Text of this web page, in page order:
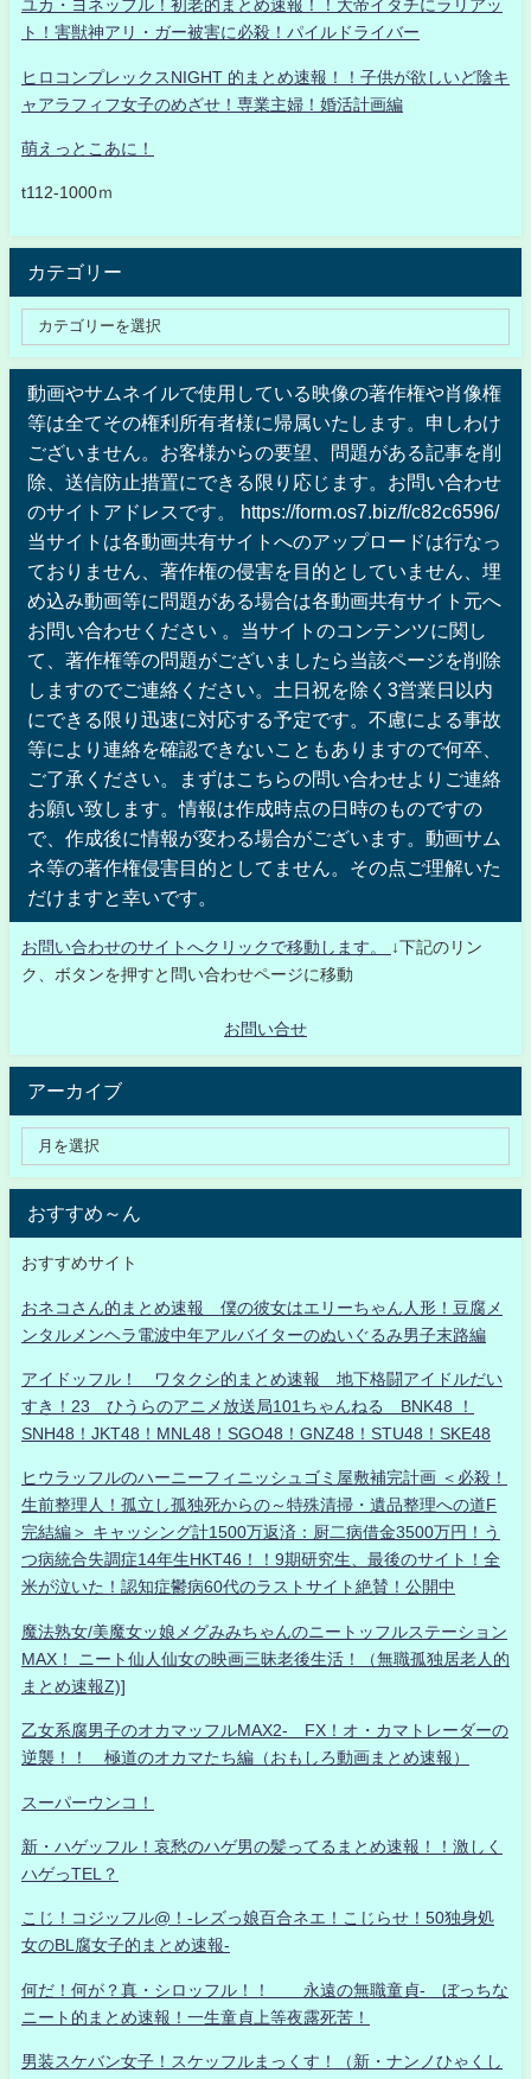
ユカ・ヨネッフル！初老的まとめ速報！！大帝イタチにラリアッ
ト！害獣神アリ・ガー被害に必殺！パイルドライバー
ヒロコンプレックスNIGHT 的まとめ速報！！子供が欲しいど陰キ
ャアラフィフ女子のめざせ！専業主婦！婚活計画編
萌えっとこあに！
t112-1000ｍ
カテゴリー
動画やサムネイルで使用している映像の著作権や肖像権
等は全てその権利所有者様に帰属いたします。申しわけ
ございません。お客様からの要望、問題がある記事を削
除、送信防止措置にできる限り応じます。お問い合わせ
のサイトアドレスです。 https://form.os7.biz/f/c82c6596/
当サイトは各動画共有サイトへのアップロードは行なっ
ておりません、著作権の侵害を目的としていません、埋
め込み動画等に問題がある場合は各動画共有サイト元へ
お問い合わせください 。当サイトのコンテンツに関し
て、著作権等の問題がございましたら当該ページを削除
しますのでご連絡ください。土日祝を除く3営業日以内
にできる限り迅速に対応する予定です。不慮による事故
等により連絡を確認できないこともありますので何卒、
ご了承ください。まずはこちらの問い合わせよりご連絡
お願い致します。情報は作成時点の日時のものですの
で、作成後に情報が変わる場合がございます。動画サム
ネ等の著作権侵害目的としてません。その点ご理解いた
だけますと幸いです。
お問い合わせのサイトへクリックで移動します。
↓下記のリン
ク、ボタンを押すと問い合わせページに移動
お問い合せ
アーカイブ
おすすめ～ん
おすすめサイト
おネコさん的まとめ速報 僕の彼女はエリーちゃん人形！豆腐メ
ンタルメンヘラ電波中年アルバイターのぬいぐるみ男子末路編
アイドッフル！ ワタクシ的まとめ速報 地下格闘アイドルだい
すき！23 ひうらのアニメ放送局101ちゃんねる BNK48 ！
SNH48！JKT48！MNL48！SGO48！GNZ48！STU48！SKE48
ヒウラッフルのハーニーフィニッシュゴミ屋敷補完計画 ＜必殺！
生前整理人！孤立し孤独死からの～特殊清掃・遺品整理への道F
完結編＞ キャッシング計1500万返済：厨二病借金3500万円！う
つ病統合失調症14年生HKT46！！9期研究生、最後のサイト！全
米が泣いた！認知症鬱病60代のラストサイト絶賛！公開中
魔法熟女/美魔女ッ娘メグみみちゃんのニートッフルステーション
MAX！ ニート仙人仙女の映画三昧老後生活！（無職孤独居老人的
まとめ速報Z)]
乙女系腐男子のオカマッフルMAX2- FX！オ・カマトレーダーの
逆襲！！ 極道のオカマたち編（おもしろ動画まとめ速報）
スーパーウンコ！
新・ハゲッフル！哀愁のハゲ男の髪ってるまとめ速報！！激しく
ハゲっTEL？
こじ！コジッフル@！-レズっ娘百合ネエ！こじらせ！50独身処
女のBL腐女子的まとめ速報-
何だ！何が？真・シロッフル！！ 永遠の無職童貞- ぼっちな
ニート的まとめ速報！一生童貞上等夜露死苦！
男装スケバン女子！スケッフルまっくす！（新・ナンノひゃくし